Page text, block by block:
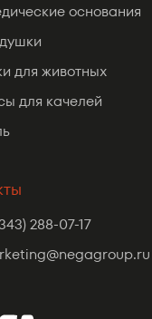
основания
для животных
для качелей
288-07-17